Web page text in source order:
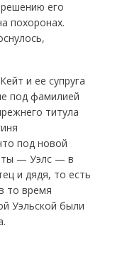
его
похоронах.
и ее супруга
под фамилией
титула
под новой
— Уэлс — в
и дядя, то есть
то время
Уэльской были